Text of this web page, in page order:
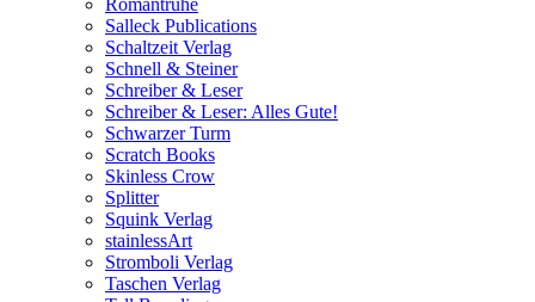
Romantruhe
Salleck Publications
Schaltzeit Verlag
Schnell & Steiner
Schreiber & Leser
Schreiber & Leser: Alles Gute!
Schwarzer Turm
Scratch Books
Skinless Crow
Splitter
Squink Verlag
stainlessArt
Stromboli Verlag
Taschen Verlag